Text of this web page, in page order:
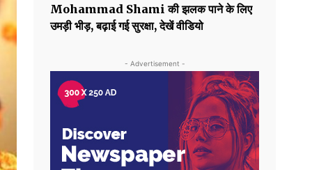
Mohammad Shami की झलक पाने के लिए
उमड़ी भीड़, बढ़ाई गई सुरक्षा, देखें वीडियो
- Advertisement -